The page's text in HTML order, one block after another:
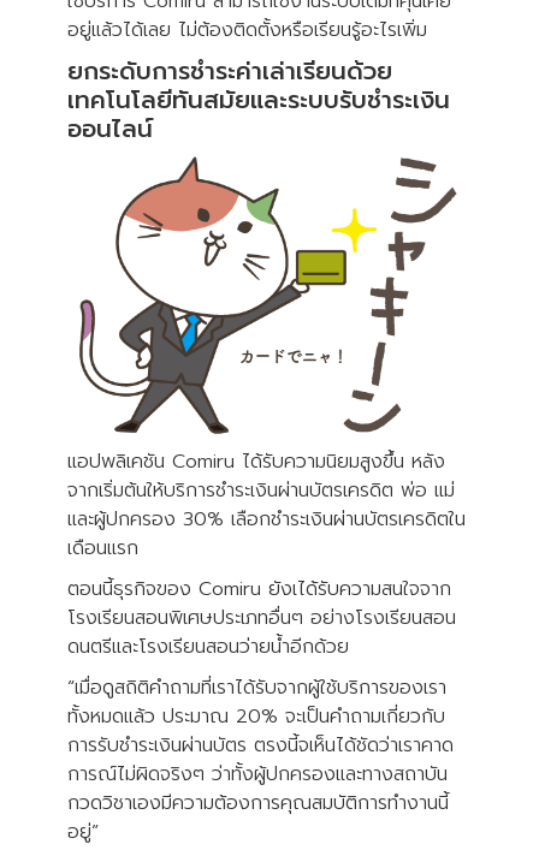
อยู่แล้วได้เลย ไม่ต้องติดตั้งหรือเรียนรู้อะไรเพิ่ม
ยกระดับการชำระค่าเล่าเรียนด้วย
เทคโนโลยีทันสมัยและระบบรับชำระเงิน
ออนไลน์
แอปพลิเคชัน Comiru ได้รับความนิยมสูงขึ้น หลัง
จากเริ่มต้นให้บริการชำระเงินผ่านบัตรเครดิต พ่อ แม่
และผู้ปกครอง 30% เลือกชำระเงินผ่านบัตรเครดิตใน
เดือนแรก
ตอนนี้ธุรกิจของ Comiru ยังเได้รับความสนใจจาก
โรงเรียนสอนพิเศษประเภทอื่นๆ อย่างโรงเรียนสอน
ดนตรีและโรงเรียนสอนว่ายน้ำอีกด้วย
“เมื่อดูสถิติคำถามที่เราได้รับจากผู้ใช้บริการของเรา
ทั้งหมดแล้ว ประมาณ 20% จะเป็นคำถามเกี่ยวกับ
การรับชำระเงินผ่านบัตร ตรงนี้จเห็นได้ชัดว่าเราคาด
การณ์ไม่ผิดจริงๆ ว่าทั้งผู้ปกครองและทางสถาบัน
กวดวิชาเองมีความต้องการคุณสมบัติการทำงานนี้
อยู่”